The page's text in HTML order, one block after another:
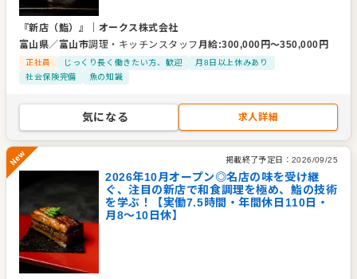
『新店（鮨）』
オークス株式会社
富山県／富山市調理・キッチンスタッフ 月給:300,000 円〜350,000 円
正社員 じっくり長く働きたい方、歓迎
月8日以上休みあり
社会保険完備
魚の知識
気になる 求人詳細
掲載終了予定日： 2026/09/25
2026年10月オープン◎名店の味を受け継
ぐ、注目の新店で和食調理を極め、鮨の技術
を学ぶ！【実働7.5時間・年間休日110日・
月8～10日休】